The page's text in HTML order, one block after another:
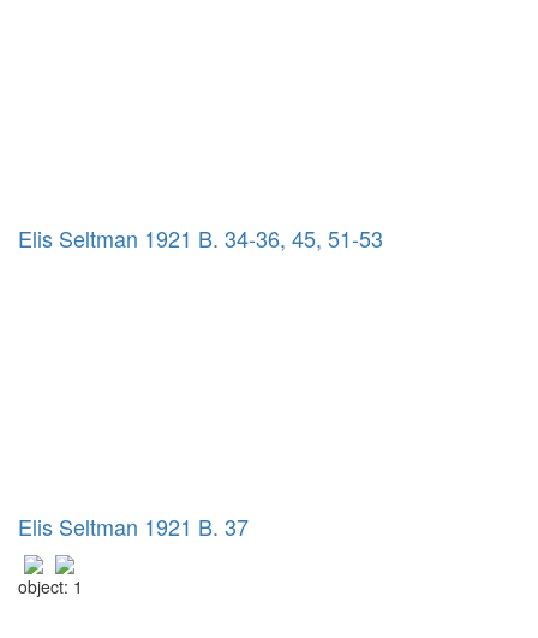
Elis Seltman 1921 B. 34-36, 45, 51-53
Elis Seltman 1921 B. 37
object: 1